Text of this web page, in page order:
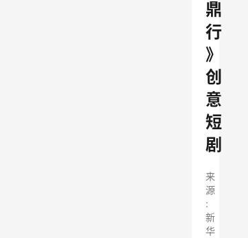
鼎
行
》
创
意
短
剧
来
源
:
新
华